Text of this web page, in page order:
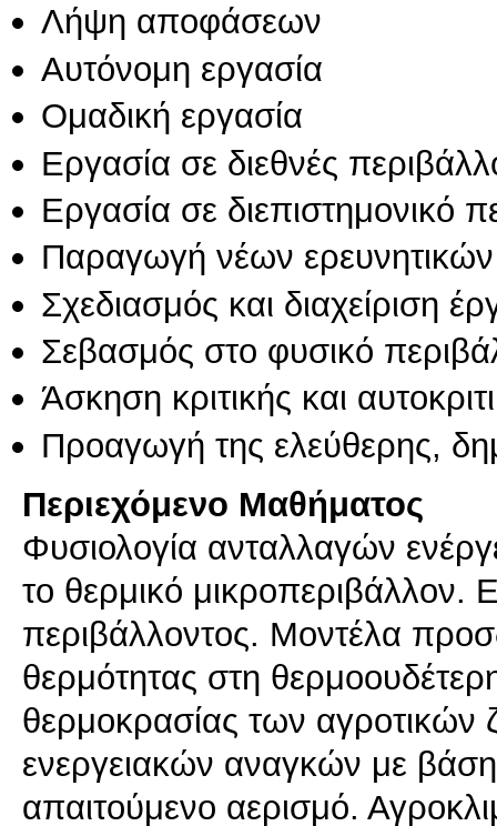
Λήψη αποφάσεων
Αυτόνομη εργασία
Ομαδική εργασία
Εργασία σε διεθνές
Εργασία σε διεπιστημονικό
Παραγωγή νέων
Σχεδιασμός και διαχείριση
Σεβασμός στο φυσικό
Άσκηση κριτικής και
Προαγωγή της ελεύθερης,
Περιεχόμενο Μαθήματος
Φυσιολογία ανταλλαγών
το θερμικό μικροπεριβάλλον.
περιβάλλοντος. Μοντέλα
θερμότητας στη
θερμοκρασίας των
ενεργειακών αναγκών με
απαιτούμενο αερισμό.